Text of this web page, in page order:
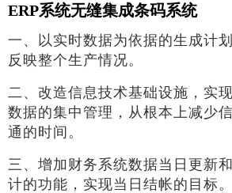
ERP系统无缝集成条码系统
一、以实时数据为依据的生成计
反映整个生产情况。
二、改造信息技术基础设施，实
数据的集中管理，从根本上减少
通的时间。
三、增加财务系统数据当日更新
计的功能，实现当日结帐的目标。